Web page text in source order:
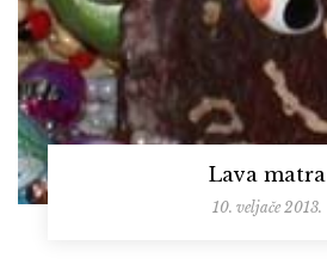
Lava matra
10. veljače 2013.